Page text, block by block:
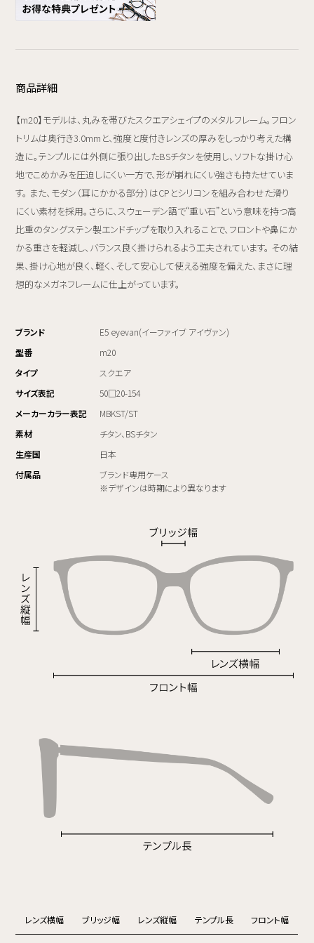
商品詳細
【m20】モデルは、丸みを帯びたスクエアシェイプのメタルフレーム。フロン
トリムは奥行き3.0mmと、強度と度付きレンズの厚みをしっかり考えた構
造に。テンプルには外側に張り出したBSチタンを使用し、ソフトな掛け心
地でこめかみを圧迫しにくい一方で、形が崩れにくい強さも持たせていま
す。 また、モダン（耳にかかる部分）はCPとシリコンを組み合わせた滑り
にくい素材を採用。さらに、スウェーデン語で“重い石”という意味を持つ高
比重のタングステン製エンドチップを取り入れることで、フロントや鼻にか
かる重さを軽減し、バランス良く掛けられるよう工夫されています。 その結
果、掛け心地が良く、軽く、そして安心して使える強度を備えた、まさに理
想的なメガネフレームに仕上がっています。
ブランド
E5 eyevan(イーファイブ アイヴァン)
型番
m20
タイプ
スクエア
サイズ表記
50□20-154
メーカーカラー表記
MBKST/ST
素材
チタン、BSチタン
生産国
日本
付属品
ブランド専用ケース
※デザインは時期により異なります
レンズ横幅 ブリッジ幅 レンズ縦幅 テンプル長 フロント幅